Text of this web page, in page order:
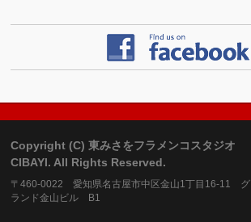
Copyright (C) 東みさをフラメンコスタジオ
CIBAYI. All Rights Reserved.
〒460-0022 愛知県名古屋市中区金山1丁目16-11 グ
ランド金山ビル B1